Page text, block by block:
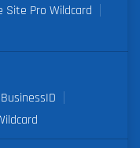
Site Pro Wildcard